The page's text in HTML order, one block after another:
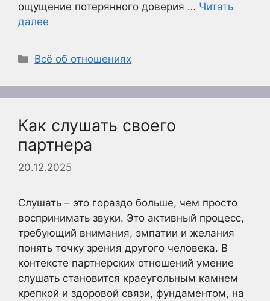
ощущение потерянного доверия … Читать
далее
Рубрики
Всё об отношениях
Как слушать своего
партнера
20.12.2025
Слушать – это гораздо больше, чем просто
воспринимать звуки. Это активный процесс,
требующий внимания, эмпатии и желания
понять точку зрения другого человека. В
контексте партнерских отношений умение
слушать становится краеугольным камнем
крепкой и здоровой связи, фундаментом, на